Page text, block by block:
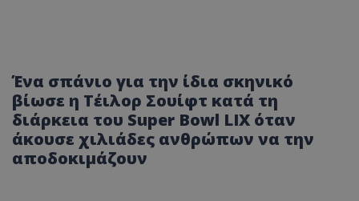
Ένα σπάνιο για την ίδια σκηνικό
βίωσε η Τέιλορ Σουίφτ κατά τη
διάρκεια του Super Bowl LIX όταν
άκουσε χιλιάδες ανθρώπων να την
αποδοκιμάζουν